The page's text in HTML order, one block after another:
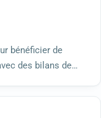
bénéficier de
des bilans de
2. Essayez-le